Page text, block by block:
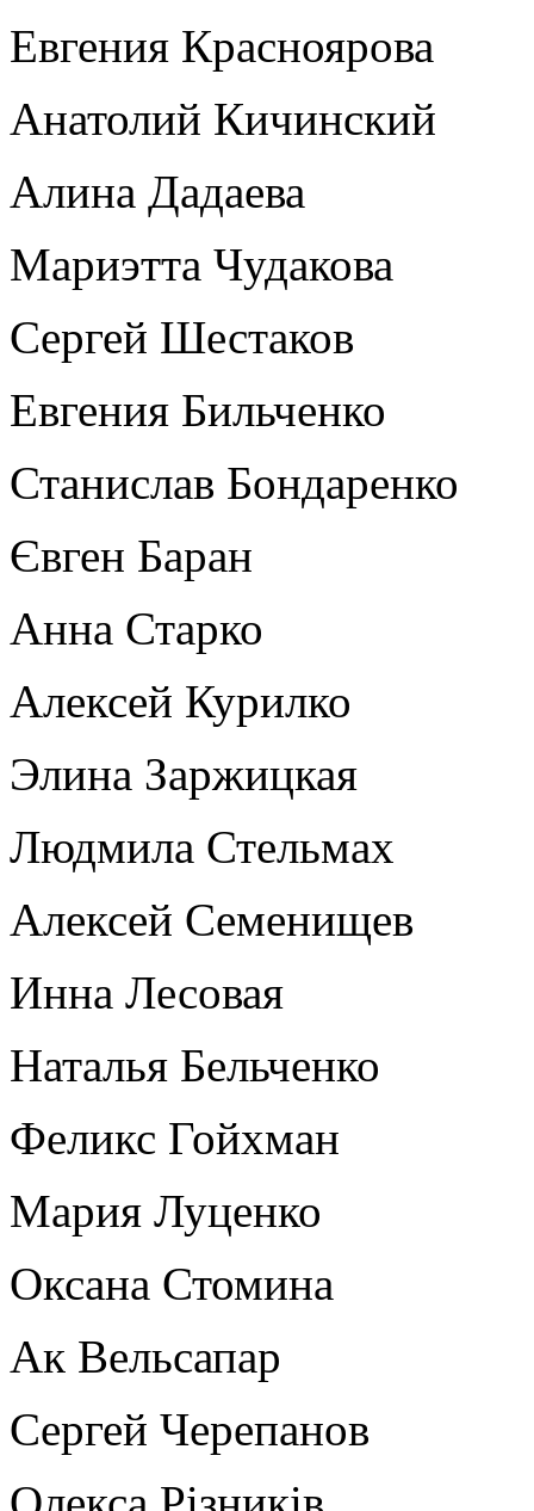
Евгения Красноярова
Анатолий Кичинский
Алина Дадаева
Мариэтта Чудакова
Сергей Шестаков
Евгения Бильченко
Станислав Бондаренко
Євген Баран
Анна Старко
Алексей Курилко
Элина Заржицкая
Людмила Стельмах
Алексей Семенищев
Инна Лесовая
Наталья Бельченко
Феликс Гойхман
Мария Луценко
Оксана Стомина
Ак Вельсапар
Сергей Черепанов